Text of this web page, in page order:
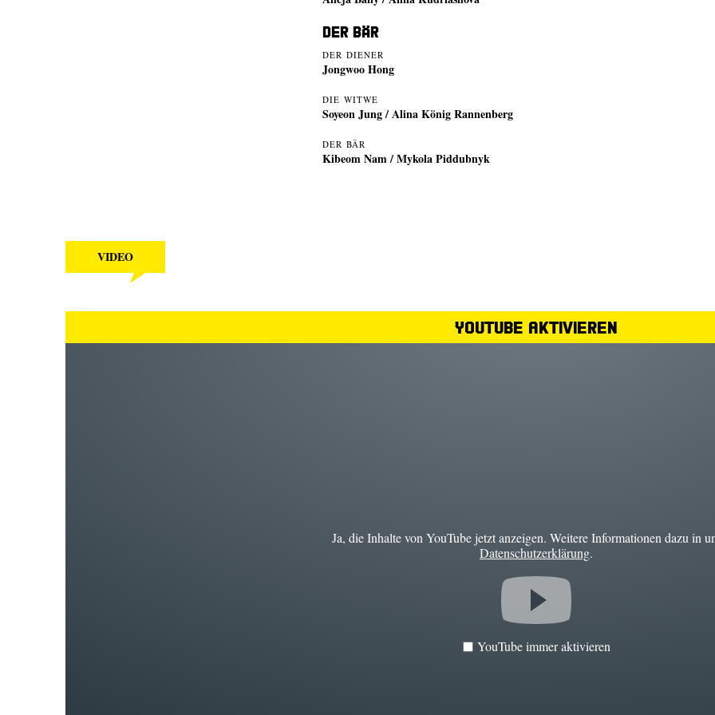
Der Bär
DER DIENER
Jongwoo Hong
DIE WITWE
Soyeon Jung / Alina König Rannenberg
DER BÄR
Kibeom Nam / Mykola Piddubnyk
VIDEO
YouTube aktivieren
Ja, die Inhalte von YouTube jetzt anzeigen. Weitere Informationen dazu in
Datenschutzerklärung.
YouTube immer aktivieren